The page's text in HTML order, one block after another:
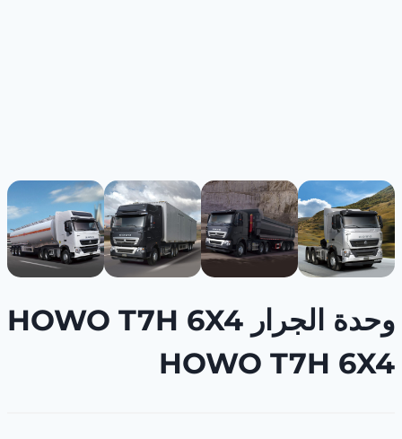
وحدة الجرار HOWO T7H 6X4
HOWO T7H 6X4